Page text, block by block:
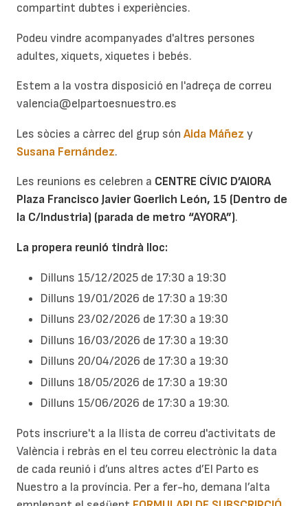
compartint dubtes i experiències.
Podeu vindre acompanyades d'altres persones
adultes, xiquets, xiquetes i bebés.
Estem a la vostra disposició en l'adreça de correu
valencia@elpartoesnuestro.es
Les sòcies a càrrec del grup són Aida Máñezy
Susana Fernández.
Les reunions es celebren a CENTRE CÍVIC D’AIORA
Plaza Francisco Javier Goerlich León, 15 (Dentro de
la C/Industria) (parada de metro “AYORA”).
La propera reunió tindrà lloc:
Dilluns 15/12/2025 de 17:30 a 19:30
Dilluns 19/01/2026 de 17:30 a 19:30
Dilluns 23/02/2026 de 17:30 a 19:30
Dilluns 16/03/2026 de 17:30 a 19:30
Dilluns 20/04/2026 de 17:30 a 19:30
Dilluns 18/05/2026 de 17:30 a 19:30
Dilluns 15/06/2026 de 17:30 a 19:30.
Pots inscriure't a la llista de correu d'activitats de
València i rebràs en el teu correu electrònic la data
de cada reunió i d’uns altres actes d’El Parto es
Nuestro a la província. Per a fer-ho, demana l’alta